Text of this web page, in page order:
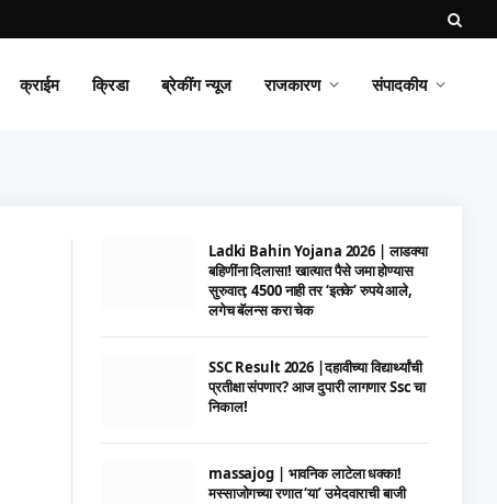
क्राईम क्रिडा ब्रेकींग न्यूज राजकारण संपादकीय
Ladki Bahin Yojana 2026 | लाडक्या
बहिणींना दिलासा! खात्यात पैसे जमा होण्यास
सुरुवात; 4500 नाही तर ‘इतके’ रुपये आले,
लगेच बॅलन्स करा चेक
SSC Result 2026 |दहावीच्या विद्यार्थ्यांची
प्रतीक्षा संपणार? आज दुपारी लागणार Ssc चा
निकाल!
massajog | भावनिक लाटेला धक्का!
मस्साजोगच्या रणात ‘या’ उमेदवाराची बाजी